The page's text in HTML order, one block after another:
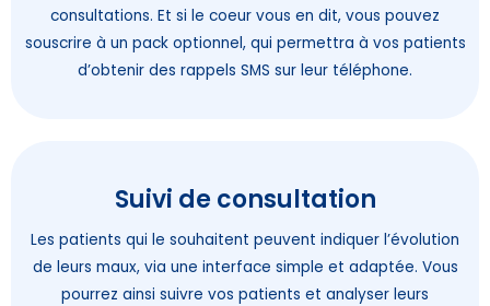
consultations. Et si le coeur vous en dit, vous pouvez
souscrire à un pack optionnel, qui permettra à vos patients
d’obtenir des rappels SMS sur leur téléphone.
Suivi de consultation
Les patients qui le souhaitent peuvent indiquer l’évolution
de leurs maux, via une interface simple et adaptée. Vous
pourrez ainsi suivre vos patients et analyser leurs